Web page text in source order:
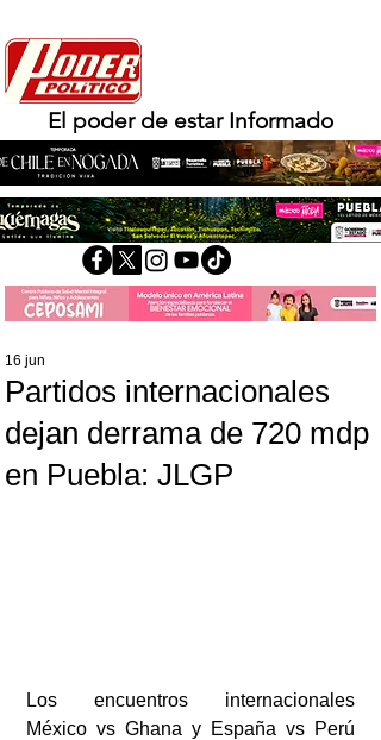
El poder de estar Informado
Partidos internacionales
dejan derrama de 720 mdp
en Puebla: JLGP
16 jun
Los encuentros internacionales
México vs Ghana y España vs Perú